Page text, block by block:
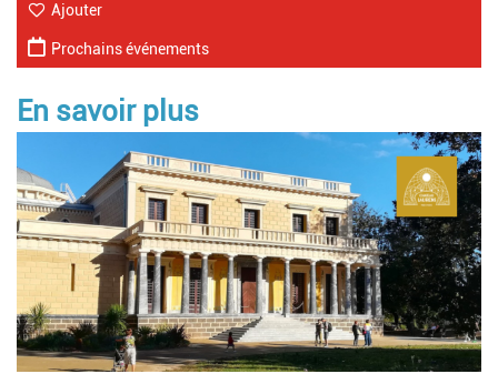
Ajouter
Prochains événements
En savoir plus